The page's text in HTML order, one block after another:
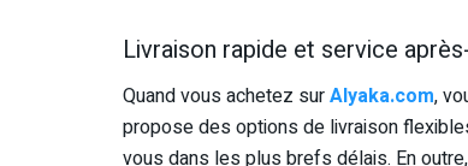
Livraison rapide et service
Quand vous achetez surAlyaka.com,
propose des options de livraison
vous dans les plus brefs délais. En